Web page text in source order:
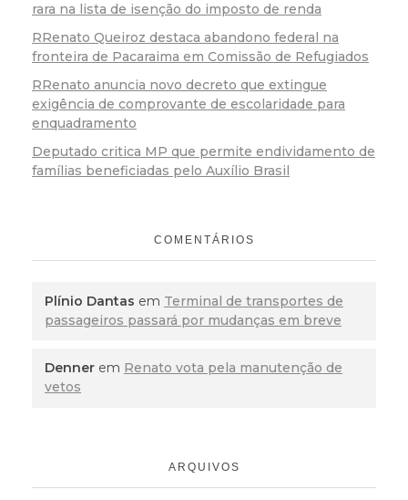
rara na lista de isenção do imposto de renda
RRenato Queiroz destaca abandono federal na
fronteira de Pacaraima em Comissão de Refugiados
RRenato anuncia novo decreto que extingue
exigência de comprovante de escolaridade para
enquadramento
Deputado critica MP que permite endividamento de
famílias beneficiadas pelo Auxílio Brasil
COMENTÁRIOS
Plínio Dantas em Terminal de transportes de
passageiros passará por mudanças em breve
Denner em Renato vota pela manutenção de
vetos
ARQUIVOS